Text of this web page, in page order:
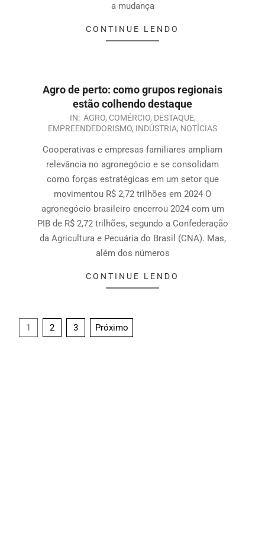
a mudança
CONTINUE LENDO
Agro de perto: como grupos regionais
estão colhendo destaque
IN: AGRO, COMÉRCIO, DESTAQUE,
EMPREENDEDORISMO, INDÚSTRIA, NOTÍCIAS
Cooperativas e empresas familiares ampliam
relevância no agronegócio e se consolidam
como forças estratégicas em um setor que
movimentou R$ 2,72 trilhões em 2024 O
agronegócio brasileiro encerrou 2024 com um
PIB de R$ 2,72 trilhões, segundo a Confederação
da Agricultura e Pecuária do Brasil (CNA). Mas,
além dos números
CONTINUE LENDO
1 2 3 Próximo